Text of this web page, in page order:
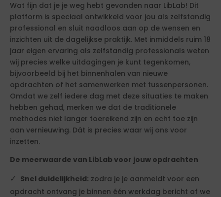
Wat fijn dat je je weg hebt gevonden naar LibLab! Dit
platform is speciaal ontwikkeld voor jou als zelfstandig
professional en sluit naadloos aan op de wensen en
inzichten uit de dagelijkse praktijk. Met inmiddels ruim 18
jaar eigen ervaring als zelfstandig professionals weten
wij precies welke uitdagingen je kunt tegenkomen,
bijvoorbeeld bij het binnenhalen van nieuwe
opdrachten of het samenwerken met tussenpersonen.
Omdat we zelf iedere dag met deze situaties te maken
hebben gehad, merken we dat de traditionele
methodes niet langer toereikend zijn en echt toe zijn
aan vernieuwing. Dát is precies waar wij ons voor
inzetten.
De meerwaarde van LibLab voor jouw opdrachten
Snel duidelijkheid: zodra je je aanmeldt voor een
opdracht ontvang je binnen één werkdag bericht of we